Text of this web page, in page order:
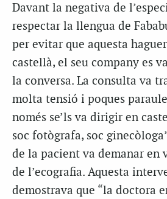
Davant la negativa de
respectar la llengua de
per evitar que aquesta
castellà, el seu company es
la conversa. La consulta va
molta tensió i poques
només se’ls va dirigir en
soc fotògrafa, soc
de la pacient va demanar en
de l’ecografia. Aquesta
demostrava que “la doctora